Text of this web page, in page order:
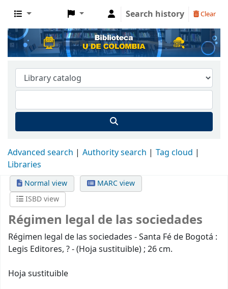
Search history Clear
Advanced search Authority search
Tag cloud
Libraries
Normal view
MARC view
ISBD view
Régimen legal de las sociedades
Régimen legal de las sociedades - Santa Fé de Bogotá :
Legis Editores, ? - (Hoja sustituible) ; 26 cm.
Hoja sustituible